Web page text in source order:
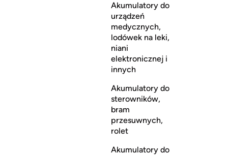
Akumulatory do
urządzeń
medycznych,
lodówek na leki,
niani
elektronicznej i
innych
Akumulatory do
sterowników,
bram
przesuwnych,
rolet
Akumulatory do